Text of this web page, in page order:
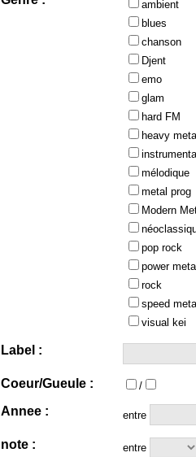
ambient
blues
chanson
Djent
emo
glam
hard FM
heavy
mélodique
metal prog
Modern
pop rock
power
rock
speed
visual kei
Label :
Coeur/Gueule : /
Annee : entre
note : entre